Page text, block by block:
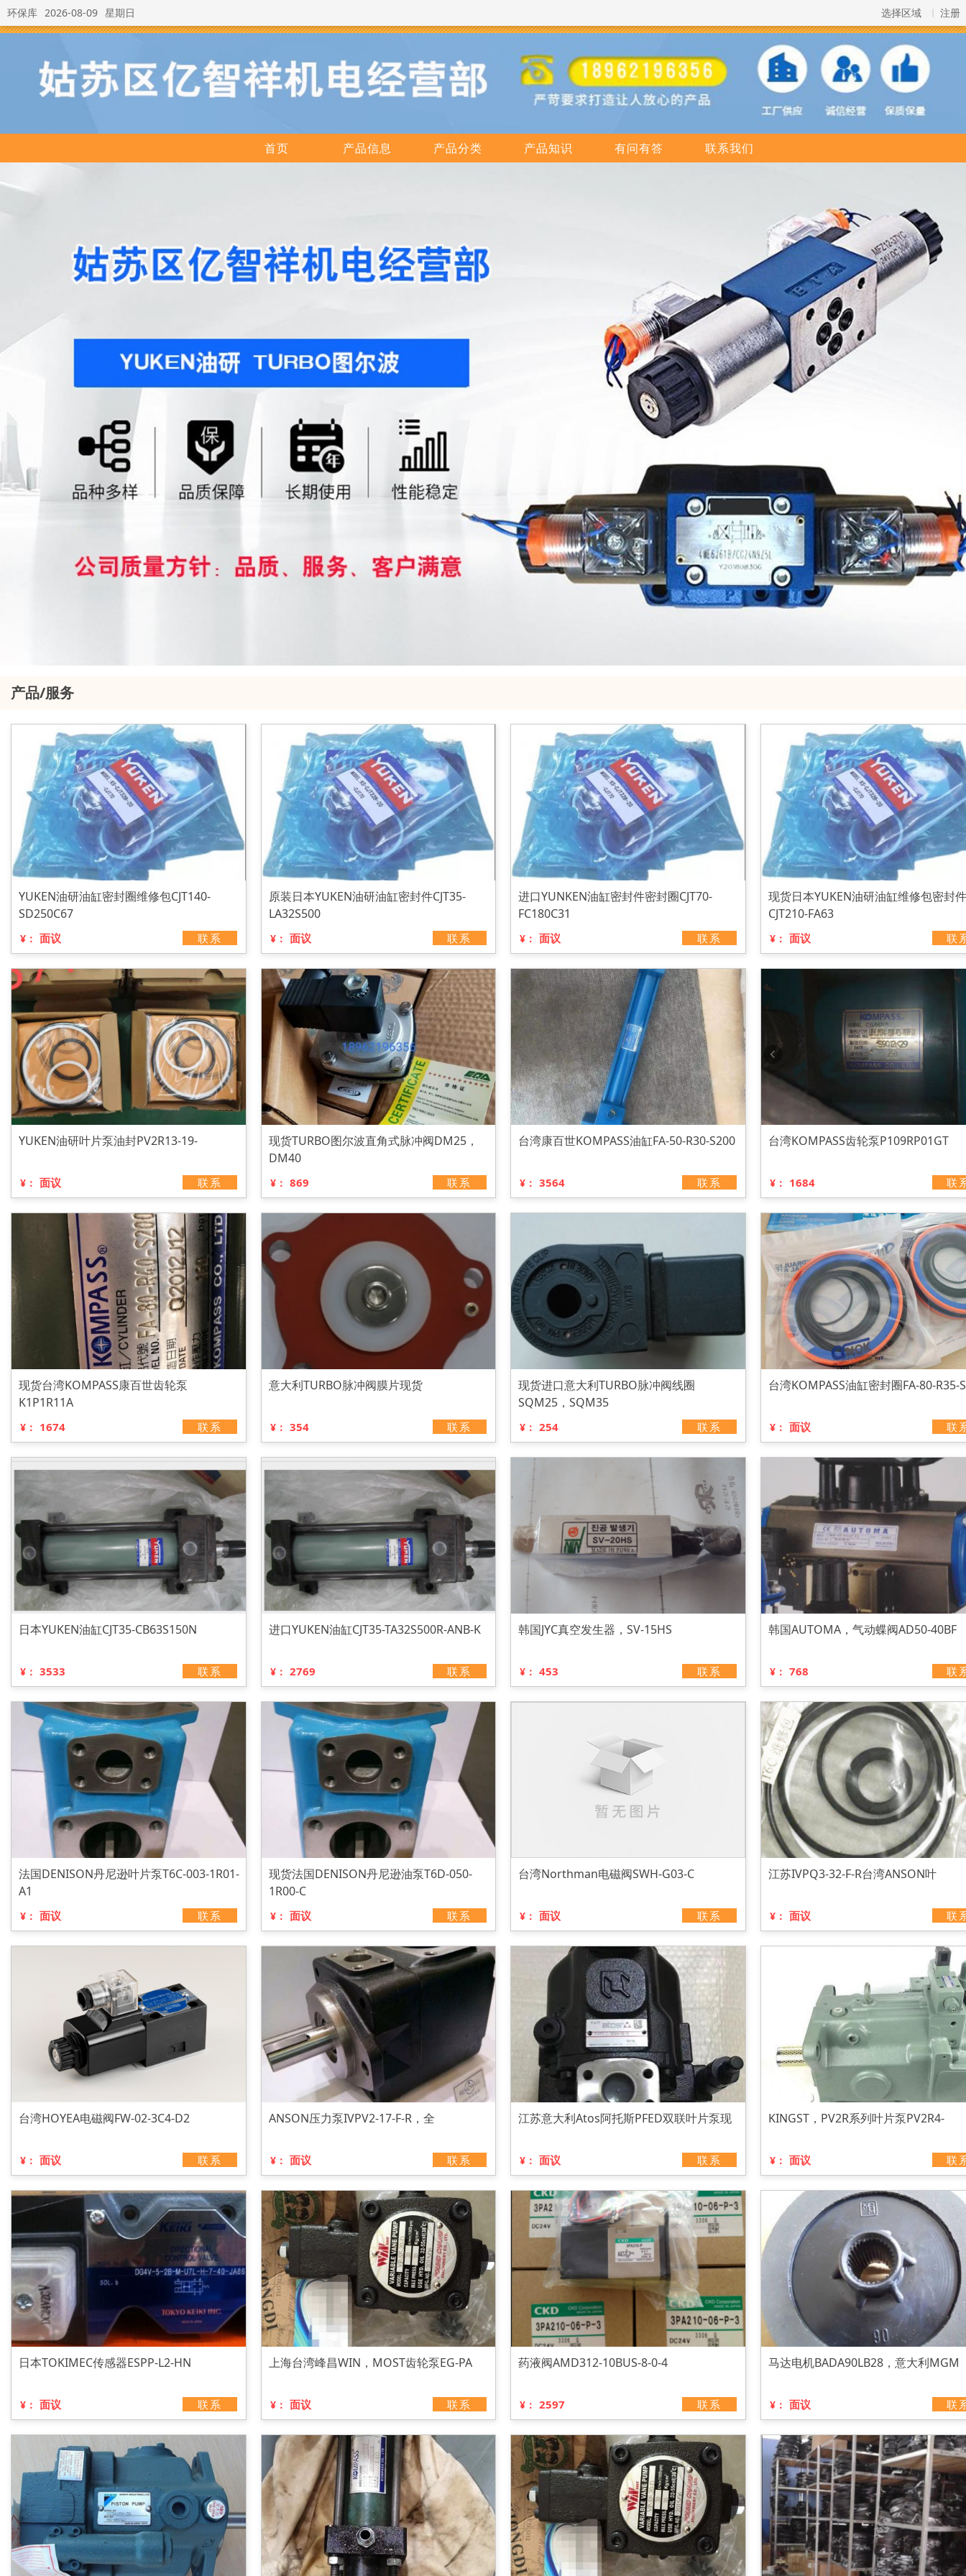
环保库 2026-08-09 星期日 选择区域 注册
首页 产品信息 产品分类 产品知识 有问有答 联系我们
产品/服务
YUKEN油研油缸密封圈维修包CJT140-
SD250C67
¥： 面议 联系
原装日本YUKEN油研油缸密封件CJT35-
LA32S500
¥： 面议 联系
进口YUNKEN油缸密封件密封圈CJT70-
FC180C31
¥： 面议 联系
现货日本YUKEN油研油缸维修包密封件
CJT210-FA63
¥： 面议 联
YUKEN油研叶片泵油封PV2R13-19-
¥： 面议 联系
现货TURBO图尔波直角式脉冲阀DM25，
DM40
¥： 869 联系
台湾康百世KOMPASS油缸FA-50-R30-S200
¥： 3564 联系
台湾KOMPASS齿轮泵P109RP01GT
¥： 1684 联
现货台湾KOMPASS康百世齿轮泵
K1P1R11A
¥： 1674 联系
意大利TURBO脉冲阀膜片现货
¥： 354 联系
现货进口意大利TURBO脉冲阀线圈
SQM25，SQM35
¥： 254 联系
台湾KOMPASS油缸密封圈FA-80-R35-
¥： 面议 联
日本YUKEN油缸CJT35-CB63S150N
¥： 3533 联系
进口YUKEN油缸CJT35-TA32S500R-ANB-K
¥： 2769 联系
韩国JYC真空发生器，SV-15HS
¥： 453 联系
韩国AUTOMA，气动蝶阀AD50-40BF
¥： 768 联
法国DENISON丹尼逊叶片泵T6C-003-1R01-
A1
¥： 面议 联系
现货法国DENISON丹尼逊油泵T6D-050-
1R00-C
¥： 面议 联系
台湾Northman电磁阀SWH-G03-C
¥： 面议 联系
江苏IVPQ3-32-F-R台湾ANSON叶
¥： 面议 联
台湾HOYEA电磁阀FW-02-3C4-D2
¥： 面议 联系
ANSON压力泵IVPV2-17-F-R，全
¥： 面议 联系
江苏意大利Atos阿托斯PFED双联叶片泵现
¥： 面议 联系
KINGST，PV2R系列叶片泵PV2R4-
¥： 面议 联
日本TOKIMEC传感器ESPP-L2-HN
¥： 面议 联系
上海台湾峰昌WIN，MOST齿轮泵EG-PA
¥： 面议 联系
药液阀AMD312-10BUS-8-0-4
¥： 2597 联系
马达电机BADA90LB28，意大利MGM
¥： 面议 联